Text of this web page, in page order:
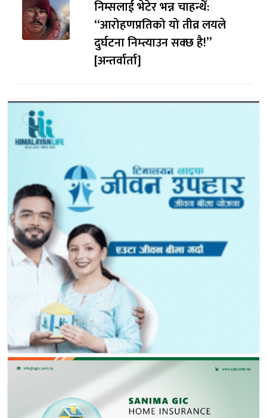
निम्सलाई भेटेर भन्न चाहन्थेँ:
“आरोहणप्रतिको यो तीव्र लयले
दुर्घटना निम्त्याउन सक्छ है!”
[अन्तर्वार्ता]